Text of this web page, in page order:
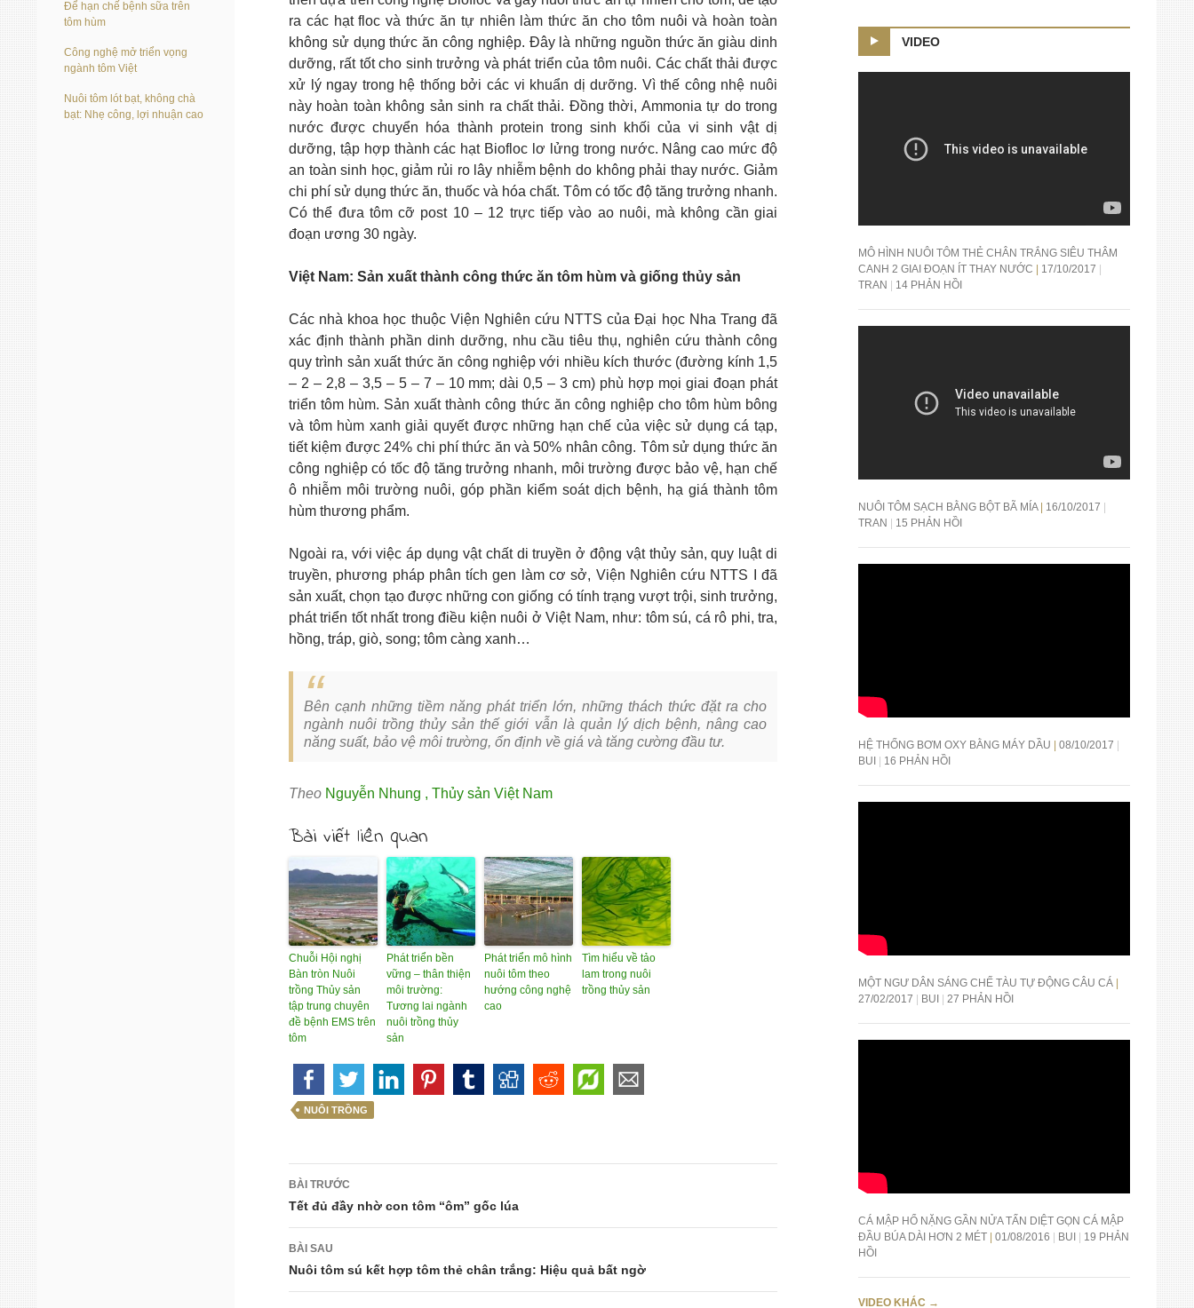
ra các hạt floc và thức ăn tự nhiên làm thức ăn cho tôm nuôi và hoàn toàn
không sử dụng thức ăn công nghiệp. Đây là những nguồn thức ăn giàu dinh
dưỡng, rất tốt cho sinh trưởng và phát triển của tôm nuôi. Các chất thải được
xử lý ngay trong hệ thống bởi các vi khuẩn dị dưỡng. Vì thế công nhệ nuôi
này hoàn toàn không sản sinh ra chất thải. Đồng thời, Ammonia tự do trong
nước được chuyển hóa thành protein trong sinh khối của vi sinh vật dị
dưỡng, tập hợp thành các hạt Biofloc lơ lửng trong nước. Nâng cao mức độ
an toàn sinh học, giảm rủi ro lây nhiễm bệnh do không phải thay nước. Giảm
chi phí sử dụng thức ăn, thuốc và hóa chất. Tôm có tốc độ tăng trưởng nhanh.
Có thể đưa tôm cỡ post 10 – 12 trực tiếp vào ao nuôi, mà không cần giai
đoạn ương 30 ngày.
Việt Nam: Sản xuất thành công thức ăn tôm hùm và giống thủy sản
Các nhà khoa học thuộc Viện Nghiên cứu NTTS của Đại học Nha Trang đã
xác định thành phần dinh dưỡng, nhu cầu tiêu thụ, nghiên cứu thành công
quy trình sản xuất thức ăn công nghiệp với nhiều kích thước (đường kính 1,5
– 2 – 2,8 – 3,5 – 5 – 7 – 10 mm; dài 0,5 – 3 cm) phù hợp mọi giai đoạn phát
triển tôm hùm. Sản xuất thành công thức ăn công nghiệp cho tôm hùm bông
và tôm hùm xanh giải quyết được những hạn chế của việc sử dụng cá tạp,
tiết kiệm được 24% chi phí thức ăn và 50% nhân công. Tôm sử dụng thức ăn
công nghiệp có tốc độ tăng trưởng nhanh, môi trường được bảo vệ, hạn chế
ô nhiễm môi trường nuôi, góp phần kiểm soát dịch bệnh, hạ giá thành tôm
hùm thương phẩm.
Ngoài ra, với việc áp dụng vật chất di truyền ở động vật thủy sản, quy luật di
truyền, phương pháp phân tích gen làm cơ sở, Viện Nghiên cứu NTTS I đã
sản xuất, chọn tạo được những con giống có tính trạng vượt trội, sinh trưởng,
phát triển tốt nhất trong điều kiện nuôi ở Việt Nam, như: tôm sú, cá rô phi, tra,
hồng, tráp, giò, song; tôm càng xanh…
Bên cạnh những tiềm năng phát triển lớn, những thách thức đặt ra cho
ngành nuôi trồng thủy sản thế giới vẫn là quản lý dịch bệnh, nâng cao
năng suất, bảo vệ môi trường, ổn định về giá và tăng cường đầu tư.
Theo Nguyễn Nhung , Thủy sản Việt Nam
Bài viết liên quan
Chuỗi Hội nghị
Bàn tròn Nuôi
trồng Thủy sản
tập trung chuyên
đề bệnh EMS trên
tôm
Phát triển bền
vững – thân thiện
môi trường:
Tương lai ngành
nuôi trồng thủy
sản
Phát triển mô hình
nuôi tôm theo
hướng công nghệ
cao
Tìm hiểu về tảo
lam trong nuôi
trồng thủy sản
NUÔI TRỒNG
Điều
hướng
bài
viết
BÀI TRƯỚC
Tết đủ đầy nhờ con tôm “ôm” gốc lúa
BÀI SAU
Nuôi tôm sú kết hợp tôm thẻ chân trắng: Hiệu quả bất ngờ
VIDEO
MÔ HÌNH NUÔI TÔM THẺ CHÂN TRẮNG SIÊU THÂM
CANH 2 GIAI ĐOẠN ÍT THAY NƯỚC
17/10/2017
TRAN
14 PHẢN HỒI
NUÔI TÔM SẠCH BẰNG BỘT BÃ MÍA
16/10/2017
TRAN
15 PHẢN HỒI
HỆ THỐNG BƠM OXY BẰNG MÁY DẦU
08/10/2017
BUI
16 PHẢN HỒI
MỘT NGƯ DÂN SÁNG CHẾ TÀU TỰ ĐỘNG CÂU CÁ
27/02/2017
BUI 27 PHẢN HỒI
CÁ MẬP HỔ NẶNG GẦN NỬA TẤN DIỆT GỌN CÁ MẬP
ĐẦU BÚA DÀI HƠN 2 MÉT
01/08/2016 BUI
19 PHẢN
HỒI
VIDEO KHÁC →
Để hạn chế bệnh sữa trên
tôm hùm
Công nghệ mở triển vọng
ngành tôm Việt
Nuôi tôm lót bạt, không chà
bạt: Nhẹ công, lợi nhuận cao